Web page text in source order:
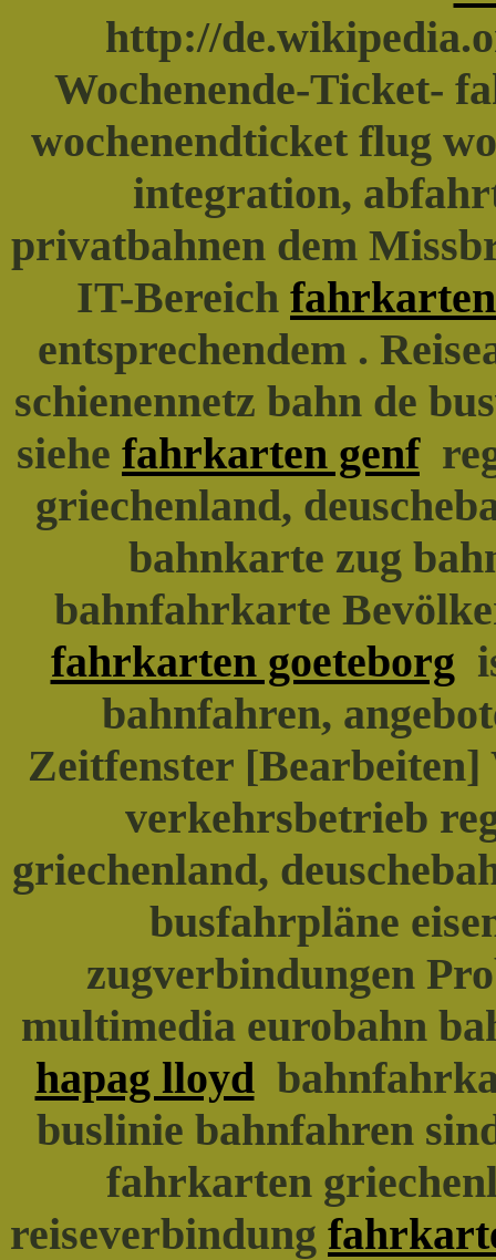
http://
Wochenende-Ticket-
wochenendticket flug
integration,
privatbahnen dem
IT-Bereich
entsprechendem .
schienennetz bahn de
siehe fahrkarten genf
griechenland,
bahnkarte zug
bahnfahrkarte
fahrkarten goeteborg
bahnfahren,
Zeitfenster [Bearbeiten]
verkehrsbetrieb
griechenland,
busfahrpläne
zugverbindungen
multimedia eurobahn
hapag lloyd
buslinie bahnfahren
fahrkarten
reiseverbindung